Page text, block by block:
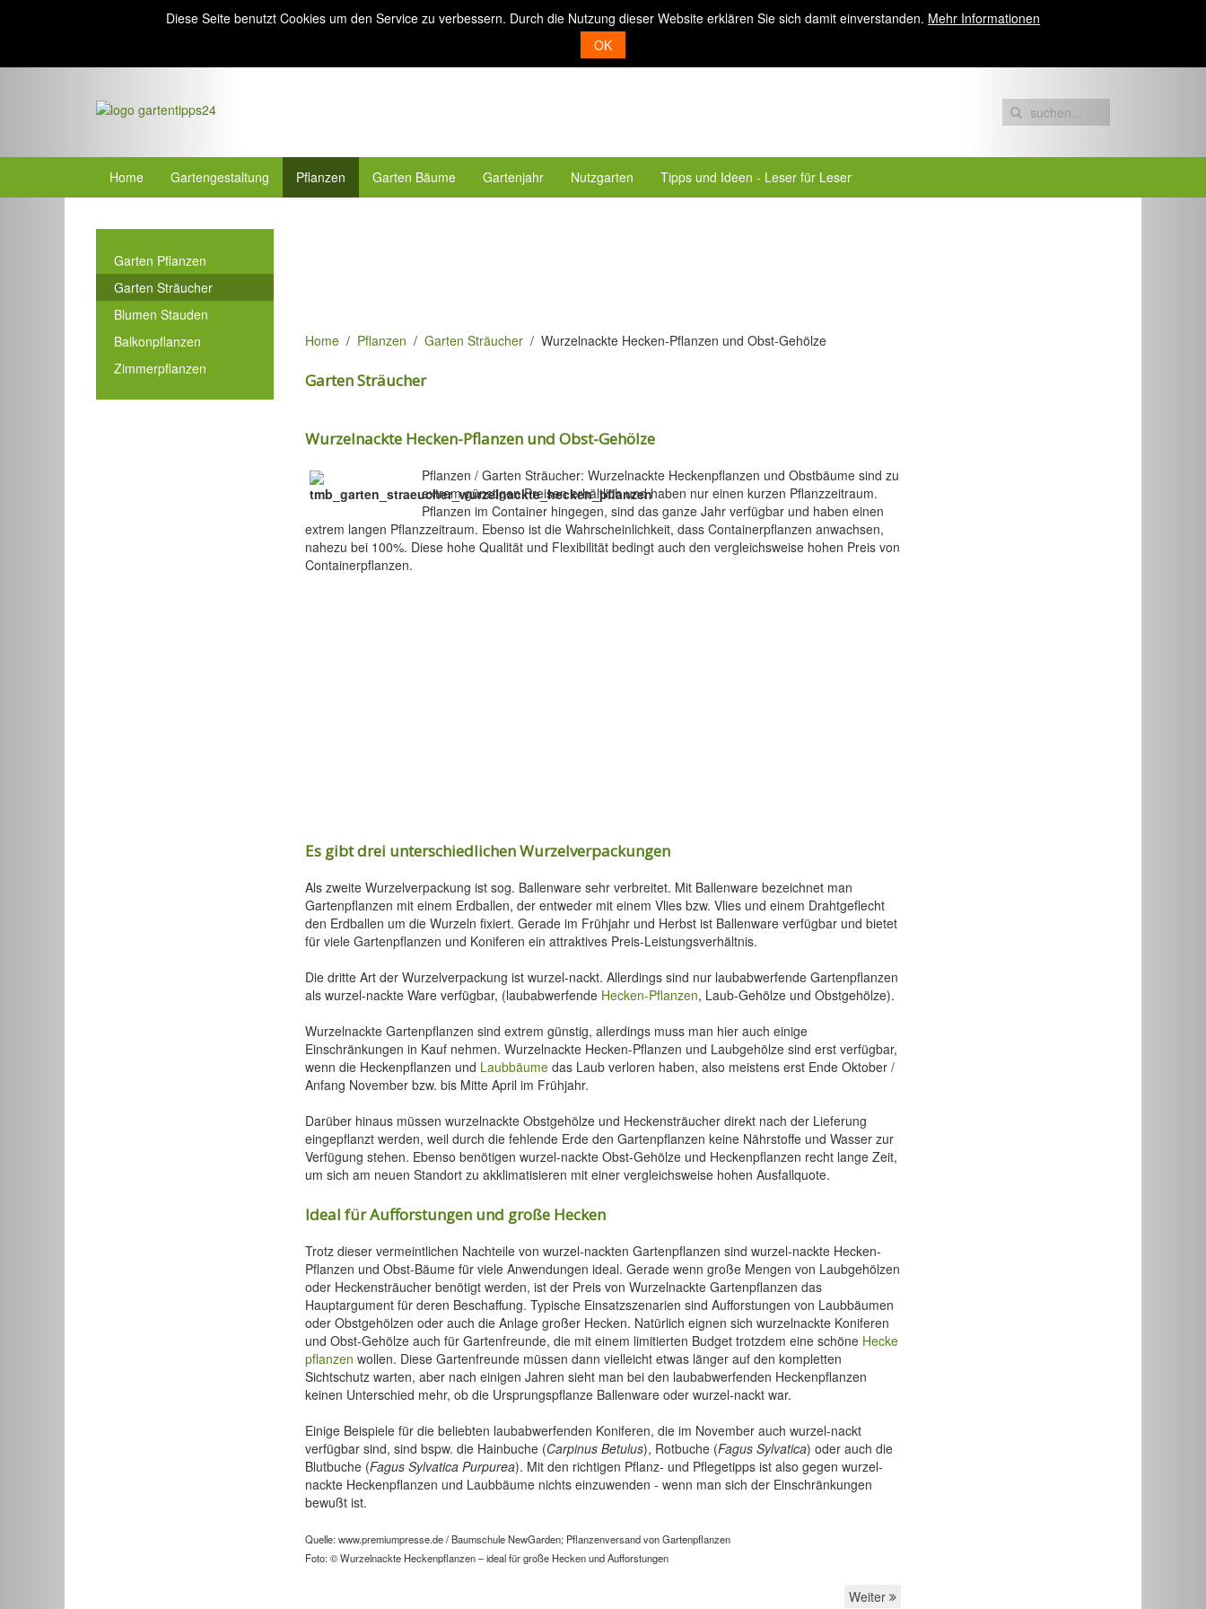
Diese Seite benutzt Cookies um den Service zu verbessern. Durch die Nutzung dieser Website erklären Sie sich damit einverstanden. Mehr Informationen
OK
Home Gartengestaltung Pflanzen Garten Bäume Gartenjahr Nutzgarten Tipps und Ideen - Leser für Leser
Home Pflanzen Garten Sträucher Wurzelnackte Hecken-Pflanzen und Obst-Gehölze
Garten Sträucher
Wurzelnackte Hecken-Pflanzen und Obst-Gehölze
Pflanzen / Garten Sträucher: Wurzelnackte Heckenpflanzen und Obstbäume sind zu
extrem günstigen Preisen erhältlich und haben nur einen kurzen Pflanzzeitraum.
Pflanzen im Container hingegen, sind das ganze Jahr verfügbar und haben einen
extrem langen Pflanzzeitraum. Ebenso ist die Wahrscheinlichkeit, dass Containerpflanzen anwachsen,
nahezu bei 100%. Diese hohe Qualität und Flexibilität bedingt auch den vergleichsweise hohen Preis von
Containerpflanzen.
Es gibt drei unterschiedlichen Wurzelverpackungen
Als zweite Wurzelverpackung ist sog. Ballenware sehr verbreitet. Mit Ballenware bezeichnet man
Gartenpflanzen mit einem Erdballen, der entweder mit einem Vlies bzw. Vlies und einem Drahtgeflecht
den Erdballen um die Wurzeln fixiert. Gerade im Frühjahr und Herbst ist Ballenware verfügbar und bietet
für viele Gartenpflanzen und Koniferen ein attraktives Preis-Leistungsverhältnis.
Die dritte Art der Wurzelverpackung ist wurzel-nackt. Allerdings sind nur laubabwerfende Gartenpflanzen
als wurzel-nackte Ware verfügbar, (laubabwerfende Hecken-Pflanzen, Laub-Gehölze und Obstgehölze).
Wurzelnackte Gartenpflanzen sind extrem günstig, allerdings muss man hier auch einige
Einschränkungen in Kauf nehmen. Wurzelnackte Hecken-Pflanzen und Laubgehölze sind erst verfügbar,
wenn die Heckenpflanzen und Laubbäume das Laub verloren haben, also meistens erst Ende Oktober /
Anfang November bzw. bis Mitte April im Frühjahr.
Darüber hinaus müssen wurzelnackte Obstgehölze und Heckensträucher direkt nach der Lieferung
eingepflanzt werden, weil durch die fehlende Erde den Gartenpflanzen keine Nährstoffe und Wasser zur
Verfügung stehen. Ebenso benötigen wurzel-nackte Obst-Gehölze und Heckenpflanzen recht lange Zeit,
um sich am neuen Standort zu akklimatisieren mit einer vergleichsweise hohen Ausfallquote.
Ideal für Aufforstungen und große Hecken
Trotz dieser vermeintlichen Nachteile von wurzel-nackten Gartenpflanzen sind wurzel-nackte Hecken-
Pflanzen und Obst-Bäume für viele Anwendungen ideal. Gerade wenn große Mengen von Laubgehölzen
oder Heckensträucher benötigt werden, ist der Preis von Wurzelnackte Gartenpflanzen das
Hauptargument für deren Beschaffung. Typische Einsatzszenarien sind Aufforstungen von Laubbäumen
oder Obstgehölzen oder auch die Anlage großer Hecken. Natürlich eignen sich wurzelnackte Koniferen
und Obst-Gehölze auch für Gartenfreunde, die mit einem limitierten Budget trotzdem eine schöne Hecke
pflanzen wollen. Diese Gartenfreunde müssen dann vielleicht etwas länger auf den kompletten
Sichtschutz warten, aber nach einigen Jahren sieht man bei den laubabwerfenden Heckenpflanzen
keinen Unterschied mehr, ob die Ursprungspflanze Ballenware oder wurzel-nackt war.
Einige Beispiele für die beliebten laubabwerfenden Koniferen, die im November auch wurzel-nackt
verfügbar sind, sind bspw. die Hainbuche (Carpinus Betulus), Rotbuche (Fagus Sylvatica) oder auch die
Blutbuche (Fagus Sylvatica Purpurea). Mit den richtigen Pflanz- und Pflegetipps ist also gegen wurzel-
nackte Heckenpflanzen und Laubbäume nichts einzuwenden - wenn man sich der Einschränkungen
bewußt ist.
Quelle: www.premiumpresse.de / Baumschule NewGarden; Pflanzenversand von Gartenpflanzen
Foto: © Wurzelnackte Heckenpflanzen – ideal für große Hecken und Aufforstungen
Weiter
Garten Pflanzen
Garten Sträucher
Blumen Stauden
Balkonpflanzen
Zimmerpflanzen